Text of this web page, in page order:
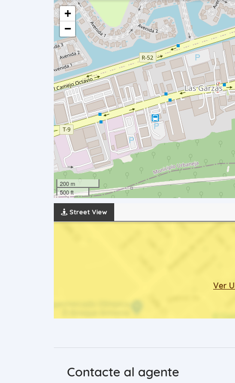
+
−
200 m
500 ft
Street View
Ver
Contacte al agente